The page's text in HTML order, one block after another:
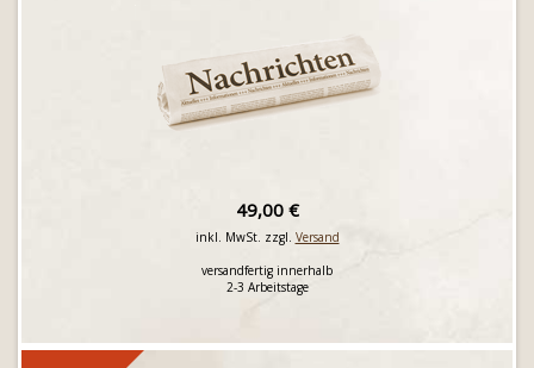
49,00 €
inkl. MwSt. zzgl. Versand
versandfertig innerhalb
2-3 Arbeitstage